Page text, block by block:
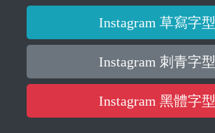
Instagram 草寫字型
Instagram 刺青字型
Instagram 黑體字型